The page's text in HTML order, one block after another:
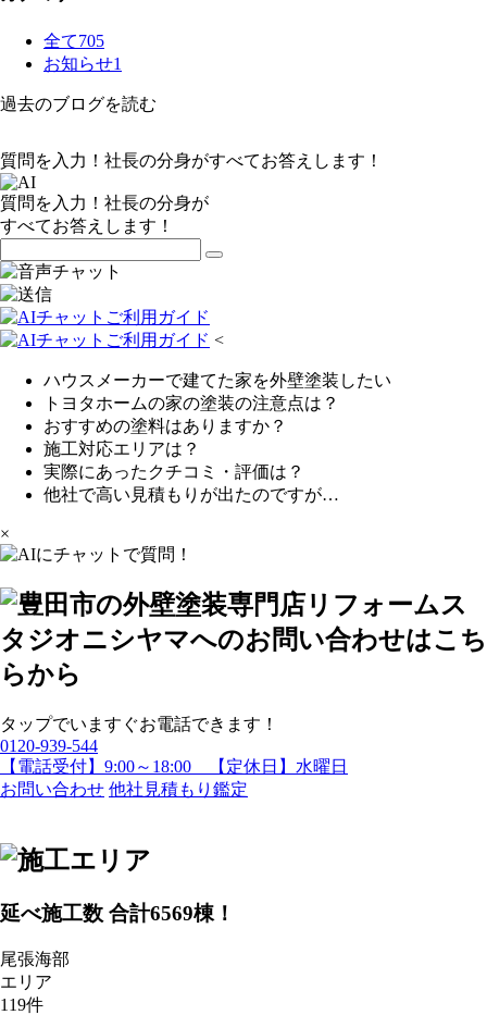
全て705
お知らせ1
過去のブログを読む
質問を入力！社長の分身がすべてお答えします！
質問を入力！社長の分身が
すべてお答えします！
<
ハウスメーカーで建てた家を外壁塗装したい
トヨタホームの家の塗装の注意点は？
おすすめの塗料はありますか？
施工対応エリアは？
実際にあったクチコミ・評価は？
他社で高い見積もりが出たのですが…
×
タップでいますぐお電話できます！
0120-939-544
【電話受付】9:00～18:00 【定休日】水曜日
お問い合わせ 他社見積もり鑑定
延べ施工数 合計6569棟！
尾張海部
エリア
119件